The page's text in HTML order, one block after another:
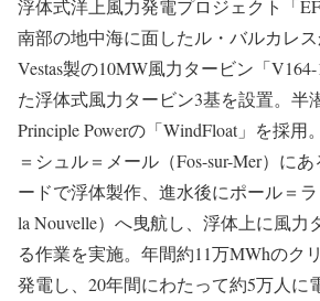
浮体式洋上風力発電プロジェクト「
南部の地中海に面したル・バルカレ
Vestas製の10MW風力タービン「
た浮体式風力タービン3基を設置。半
Principle Powerの「WindFloat」を採用
＝シュル＝メール（Fos-sur-Mer）に
ードで浮体製作、進水後にポール＝
la Nouvelle）へ曳航し、浮体上に風力
る作業を実施。年間約11万MWhのク
発電し、20年間にわたって約5万人に